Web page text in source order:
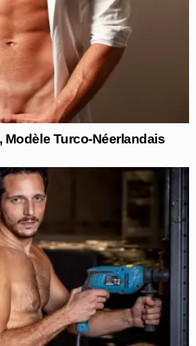
Modèle Turco-Néerlandais